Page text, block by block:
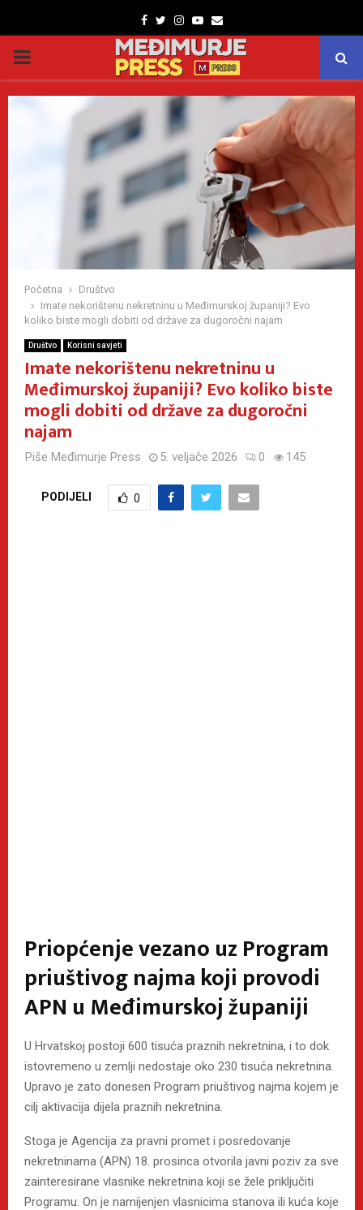
Facebook
TwitterInstagram
Youtube
Email
PRIMARY
MENU
Početna
Društvo
Imate nekorištenu nekretninu u Međimurskoj županiji? Evo
koliko biste mogli dobiti od države za dugoročni najam
Društvo Korisni savjeti
Imate nekorištenu nekretninu u
Međimurskoj županiji? Evo koliko biste
mogli dobiti od države za dugoročni
najam
Piše Međimurje Press 5. veljače 2026 0 145
PODIJELI 0
Priopćenje vezano uz Program
priuštivog najma koji provodi
APN u Međimurskoj županiji
U Hrvatskoj postoji 600 tisuća praznih nekretnina, i to dok
istovremeno u zemlji nedostaje oko 230 tisuća nekretnina.
Upravo je zato donesen Program priuštivog najma kojem je
cilj aktivacija dijela praznih nekretnina.
Stoga je Agencija za pravni promet i posredovanje
nekretninama (APN) 18. prosinca otvorila javni poziv za sve
zainteresirane vlasnike nekretnina koji se žele priključiti
Programu. On je namijenjen vlasnicima stanova ili kuća koje